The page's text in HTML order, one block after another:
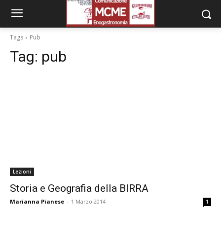
Tags Pub
Tag: pub
Lezioni
Storia e Geografia della BIRRA
Marianna Pianese - 1 Marzo 2014 1